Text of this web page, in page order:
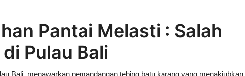
Pantai Melasti : Salah
Pulau Bali
Bali, menawarkan pemandangan tebing batu karang yang menakjubkan,